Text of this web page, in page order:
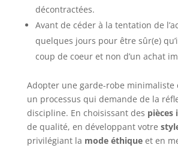
décontractées.
Avant de céder à la tentation de
quelques jours pour être sûr(e) qu’il
coup de coeur et non d’un achat
Adopter une garde-robe minimaliste
un processus qui demande de la
discipline. En choisissant des pièces
de qualité, en développant votre
privilégiant la mode éthiqueet en